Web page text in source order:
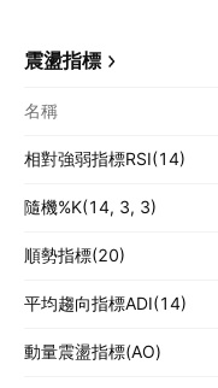
震盪指標
名稱
相對強弱指標RSI(14)
隨機%K(14, 3, 3)
順勢指標(20)
平均趨向指標ADI(14)
動量震盪指標(AO)